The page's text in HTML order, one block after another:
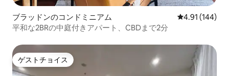
ブラッドンのコンドミニアム レビュー144
4.91 (144)
平和な2BRの中庭付きアパート、CBDまで2分
ゲストチョイス
ゲストチョイス